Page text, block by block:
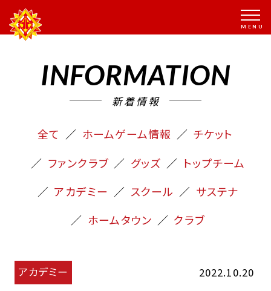
INFORMATION
新着情報
全て ホームゲーム情報
チケット
ファンクラブ
グッズ
トップチーム
アカデミー
スクール
サステナ
ホームタウン
クラブ
アカデミー 2022.10.20